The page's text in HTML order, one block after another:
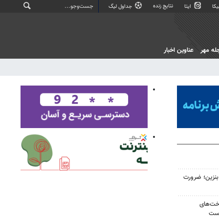
ایتا نتایج زنده جداول لیگ
مهر عناوین اخبار
لیتری بنزین؛ ضرورت